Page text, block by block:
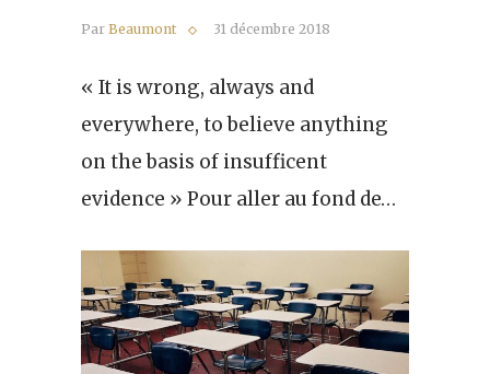
Par Beaumont 31 décembre 2018
« It is wrong, always and
everywhere, to believe anything
on the basis of insufficent
evidence » Pour aller au fond de…